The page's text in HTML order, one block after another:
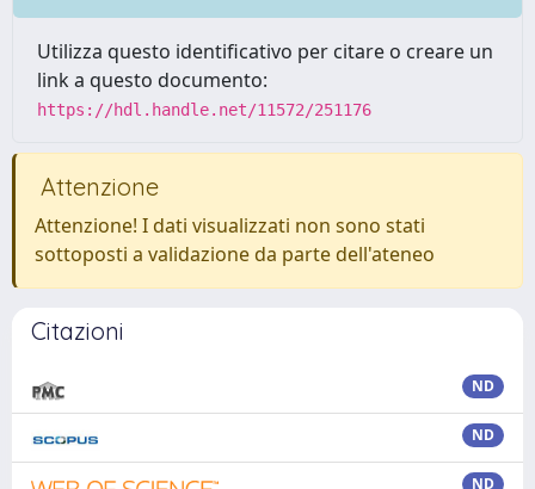
Utilizza questo identificativo per citare o creare un
link a questo documento:
https://hdl.handle.net/11572/251176
Attenzione
Attenzione! I dati visualizzati non sono stati
sottoposti a validazione da parte dell'ateneo
Citazioni
ND
ND
ND